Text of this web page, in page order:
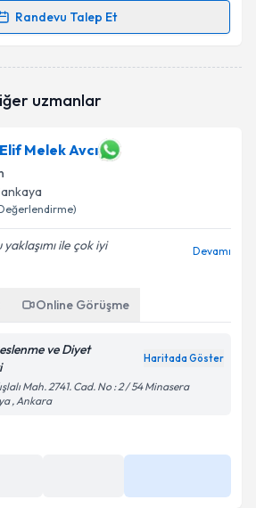
Randevu Talep Et
Talebi
uzmandan randevu almanız için bir
işlenmesine ilişkin
Aydınlatma
ve kişisel verilerimin belirtilen
uzmanlar
Melek Avcı
ile çok iyi
Devamı
Online Görüşme
ve Diyet
Haritada Göster
Mah. 2741. Cad. No : 2 / 54 Minasera
, Ankara